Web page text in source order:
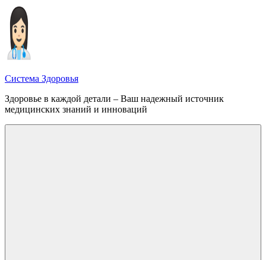
Перейти
содержимому
Система Здоровья
Здоровье в каждой детали – Ваш надежный источник
медицинских знаний и инноваций